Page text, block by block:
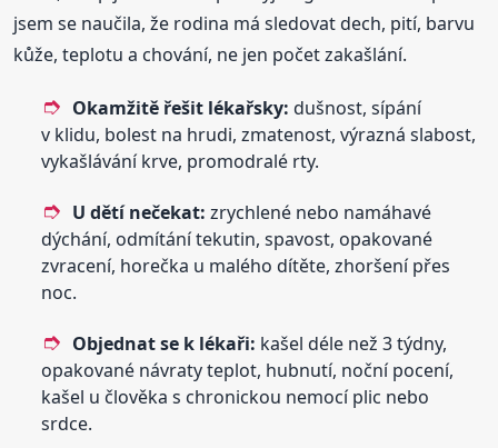
jsem se naučila, že rodina má sledovat dech, pití, barvu
kůže, teplotu a chování, ne jen počet zakašlání.
Okamžitě řešit lékařsky: dušnost, sípání
v klidu, bolest na hrudi, zmatenost, výrazná slabost,
vykašlávání krve, promodralé rty.
U dětí nečekat: zrychlené nebo namáhavé
dýchání, odmítání tekutin, spavost, opakované
zvracení, horečka u malého dítěte, zhoršení přes
noc.
Objednat se k lékaři: kašel déle než 3 týdny,
opakované návraty teplot, hubnutí, noční pocení,
kašel u člověka s chronickou nemocí plic nebo
srdce.